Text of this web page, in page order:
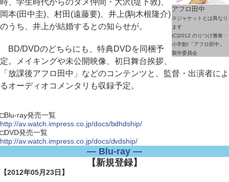
アフロ田中
※ジャケットとは異なり
ます
(C)2012 のりつけ雅春・
小学館/「アフロ田中」
製作委員会
時、学生時代からのダメ仲間・大沢(堤下敦)、
岡本(田中圭)、村田(遠藤要)、井上(駒木根隆介)
のうち、井上が結婚するとの知らせが。
BD/DVDのどちらにも、特典DVDを同梱予
定。メイキングや未公開映像、初日舞台挨拶、
「放課後アフロ田中」などのコンテンツと、監督・出演者によ
るオーディオコメンタリも収録予定。
□Blu-ray発売一覧
http://av.watch.impress.co.jp/docs/bdhdship/
□DVD発売一覧
http://av.watch.impress.co.jp/docs/dvdship/
― Blu-ray ―
【新規登録】
【2012年05月23日】